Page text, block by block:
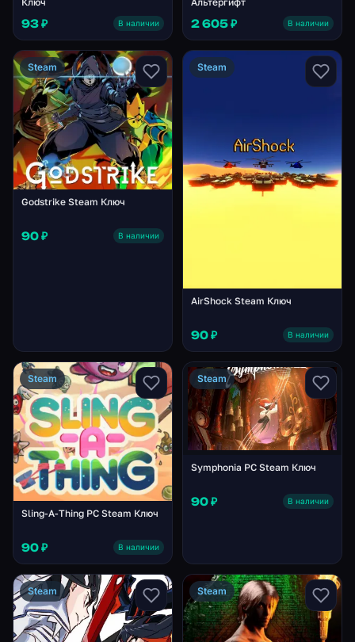
93 ₽ В наличии 2 605 ₽ В наличии
Steam
Godstrike Steam Ключ
90 ₽ В наличии
Steam
AirShock Steam Ключ
90 ₽ В наличии
Steam
Sling-A-Thing PC Steam Ключ
90 ₽ В наличии
Steam
Symphonia PC Steam Ключ
90 ₽ В наличии
Steam Steam